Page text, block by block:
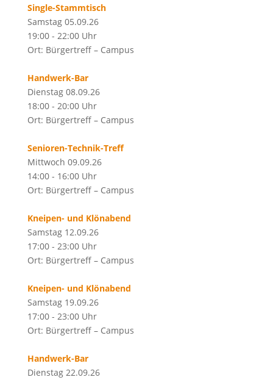
Single-Stammtisch
Samstag 05.09.26
19:00 - 22:00 Uhr
Ort: Bürgertreff – Campus
Handwerk-Bar
Dienstag 08.09.26
18:00 - 20:00 Uhr
Ort: Bürgertreff – Campus
Senioren-Technik-Treff
Mittwoch 09.09.26
14:00 - 16:00 Uhr
Ort: Bürgertreff – Campus
Kneipen- und Klönabend
Samstag 12.09.26
17:00 - 23:00 Uhr
Ort: Bürgertreff – Campus
Kneipen- und Klönabend
Samstag 19.09.26
17:00 - 23:00 Uhr
Ort: Bürgertreff – Campus
Handwerk-Bar
Dienstag 22.09.26